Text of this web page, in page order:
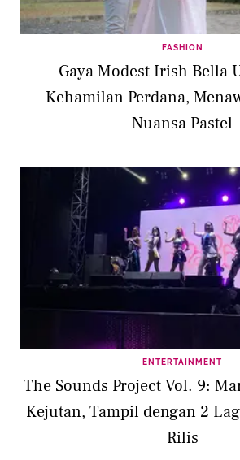
FASHION
Gaya Modest Irish Bella
Kehamilan Perdana,
Nuansa Pastel
ENTERTAINMENT
The Sounds Project Vol. 9:
Kejutan, Tampil dengan 2
Rilis